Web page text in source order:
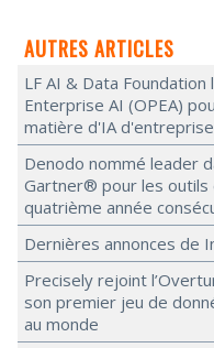
AUTRES ARTICLES
LF AI & Data
Enterprise AI (OPEA)
matière d'IA d'entreprise
Denodo nommé leader
Gartner® pour les outils
quatrième année
Dernières annonces de
Precisely rejoint
son premier jeu de
au monde